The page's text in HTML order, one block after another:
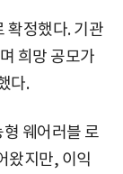
확정했다. 기관
희망 공모가
다.
웨어러블 로
왔지만, 이익